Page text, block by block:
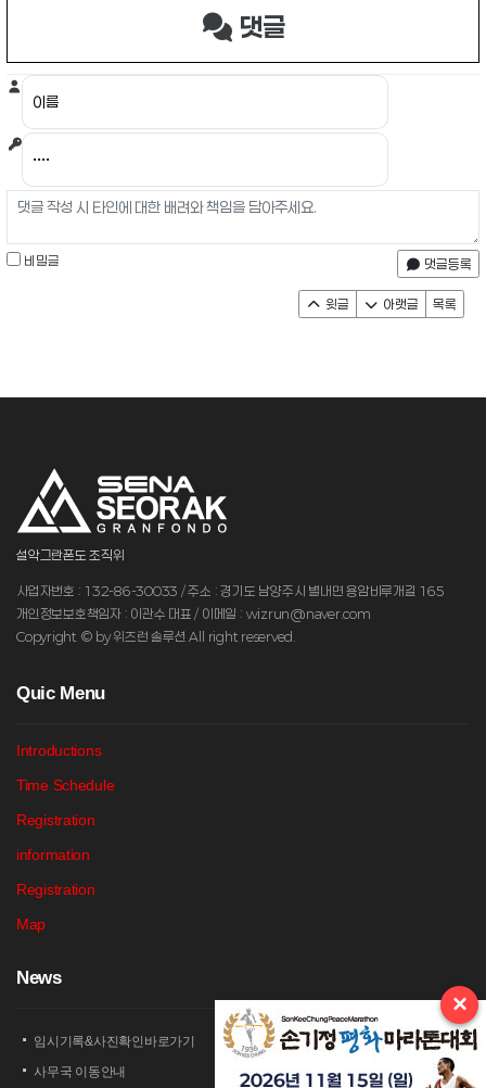
댓글
비밀글 댓글등록
윗글 아랫글 목록
설악그란폰도 조직위
사업자번호 : 132-86-30033 / 주소 : 경기도 남양주시 별내면 용암비루개길 165
개인정보보호책임자 : 이관수 대표 / 이메일 : wizrun@naver.com
Copyright © by 위즈런 솔루션 All right reserved.
Quic Menu
Introductions
Time Schedule
Registration
information
Registration
Map
News
임시기록&사진확인바로가기
사무국 이동안내
×